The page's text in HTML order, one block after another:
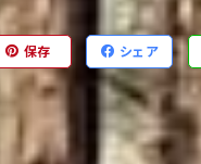
保存 シェア